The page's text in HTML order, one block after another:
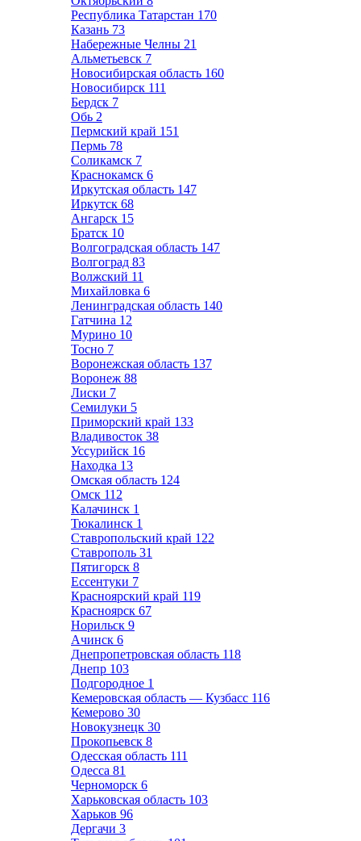
Республика Татарстан 170
Казань 73
Набережные Челны 21
Альметьевск 7
Новосибирская область 160
Новосибирск 111
Бердск 7
Обь 2
Пермский край 151
Пермь 78
Соликамск 7
Краснокамск 6
Иркутская область 147
Иркутск 68
Ангарск 15
Братск 10
Волгоградская область 147
Волгоград 83
Волжский 11
Михайловка 6
Ленинградская область 140
Гатчина 12
Мурино 10
Тосно 7
Воронежская область 137
Воронеж 88
Лиски 7
Семилуки 5
Приморский край 133
Владивосток 38
Уссурийск 16
Находка 13
Омская область 124
Омск 112
Калачинск 1
Тюкалинск 1
Ставропольский край 122
Ставрополь 31
Пятигорск 8
Ессентуки 7
Красноярский край 119
Красноярск 67
Норильск 9
Ачинск 6
Днепропетровская область 118
Днепр 103
Подгородное 1
Кемеровская область — Кузбасс 116
Кемерово 30
Новокузнецк 30
Прокопьевск 8
Одесская область 111
Одесса 81
Черноморск 6
Харьковская область 103
Харьков 96
Дергачи 3